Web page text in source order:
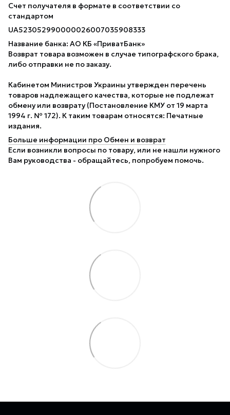
Счет получателя в формате в соответствии со
стандартом
UA523052990000026007035908333
Название банка: АО КБ «ПриватБанк»
Возврат товара возможен в случае типографского брака,
либо отправки не по заказу.
Кабинетом Министров Украины утвержден перечень
товаров надлежащего качества, которые не подлежат
обмену или возврату (Постановление КМУ от 19 марта
1994 г. № 172). К таким товарам относятся: Печатные
издания.
Больше информации про Обмен и возврат
Если возникли вопросы по товару, или не нашли нужного
Вам руководства - обращайтесь, попробуем помочь.